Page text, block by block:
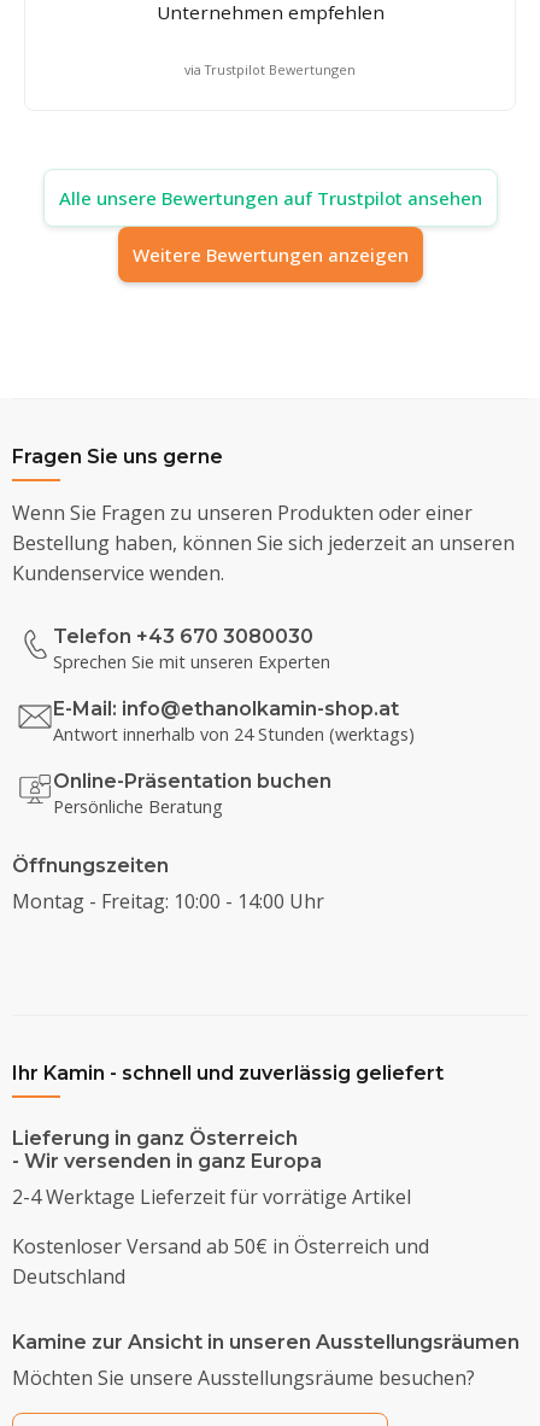
Unternehmen empfehlen
via Trustpilot Bewertungen
Alle unsere Bewertungen auf Trustpilot ansehen
Weitere Bewertungen anzeigen
Fragen Sie uns gerne
Wenn Sie Fragen zu unseren Produkten oder einer
Bestellung haben, können Sie sich jederzeit an unseren
Kundenservice wenden.
Telefon +43 670 3080030
Sprechen Sie mit unseren Experten
E-Mail: info@ethanolkamin-shop.at
Antwort innerhalb von 24 Stunden (werktags)
Online-Präsentation buchen
Persönliche Beratung
Öffnungszeiten
Montag - Freitag: 10:00 - 14:00 Uhr
Ihr Kamin - schnell und zuverlässig geliefert
Lieferung in ganz Österreich
- Wir versenden in ganz Europa
2-4 Werktage Lieferzeit für vorrätige Artikel
Kostenloser Versand ab 50€ in Österreich und
Deutschland
Kamine zur Ansicht in unseren Ausstellungsräumen
Möchten Sie unsere Ausstellungsräume besuchen?